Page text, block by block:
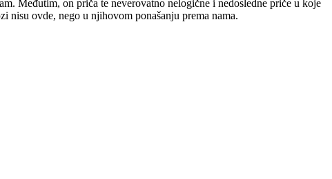
Međutim, on priča te neverovatno nelogične i nedosledne priče u koje
ovde, nego u njihovom ponašanju prema nama.